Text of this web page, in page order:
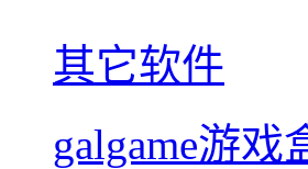
其它软件
galgame游戏